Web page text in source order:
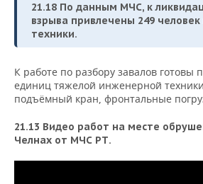
21.18 По данным МЧС, к
взрыва привлечены 249
техники.
К работе по разбору завалов готовы
единиц тяжелой инженерной
подъёмный кран, фронтальные
21.13 Видео работ на месте
Челнах от МЧС РТ.